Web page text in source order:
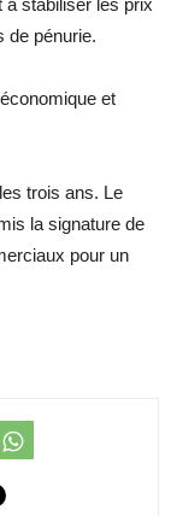
à stabiliser les prix
de pénurie.
et
trois ans. Le
la signature de
pour un